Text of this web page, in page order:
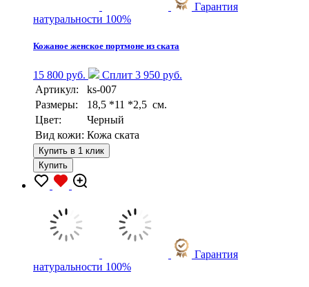
Гарантия
натуральности 100%
Кожаное женское портмоне из ската
15 800 руб.
Сплит 3 950 руб.
Артикул:
ks-007
Размеры:
18,5 *11 *2,5 см.
Цвет:
Черный
Вид кожи: Кожа ската
Купить в 1 клик
Купить
Гарантия
натуральности 100%